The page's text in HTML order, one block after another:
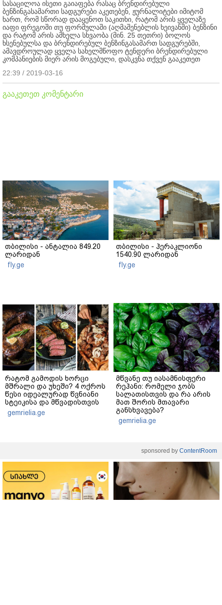
სასაცილოა ისეთი გაიაფება რასაც ბრენდირებული
ბენზინგასამართი სადგურები აკეთებენ, ჟურნალიტები იმიტომ
ხართ, რომ სწორად დააყენოთ საკითხი, რატომ არის ყველაზე
იაფი ფრეგოში თუ ფორმულაში (აღმაშენებლის ხეივანში) ბენზინი
და რატომ არის ამხელა სხვაობა (მინ. 25 თეთრი) ბოლოს
ხსენებულსა და ბრენდირებულ ბენზინგასამართ სადგურებში,
ამავდროულად ყველა სახელმწოფო ტენდერი ბრენდირებული
კომპანიების მიერ არის მოგებული, დასკვნა თქვენ გააკეთეთ
22:39 / 2019-03-16
გააკეთეთ კომენტარი
თბილისი - ანტალია 849.20
ლარიდან
fly.ge
თბილისი - ჰერაკლიონი
1540.90 ლარიდან
fly.ge
რატომ გამოდის ხორცი
მშრალი და უხეში? 4 ოქროს
წესი იდეალურად წვნიანი
სტეიკისა და მწვადისთვის
gemrielia.ge
მწვანე თუ იასამნისფერი
რეჰანი: რომელი ჯობს
სალათისთვის და რა არის
მათ შორის მთავარი
განსხვავება?
gemrielia.ge
sponsored by ContentRoom